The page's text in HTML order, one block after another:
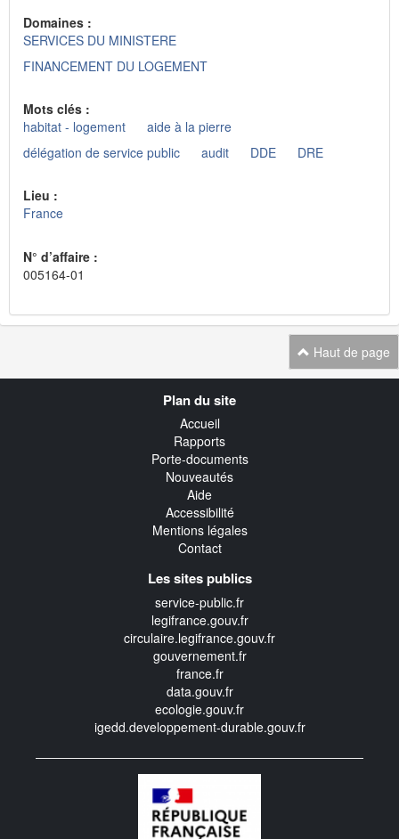
Domaines :
SERVICES DU MINISTERE
FINANCEMENT DU LOGEMENT
Mots clés :
habitat - logement
aide à la pierre
délégation de service public
audit DDE DRE
Lieu :
France
N° d’affaire :
005164-01
Haut de page
Plan du site
Accueil
Rapports
Porte-documents
Nouveautés
Aide
Accessibilité
Mentions légales
Contact
Les sites publics
service-public.fr
legifrance.gouv.fr
circulaire.legifrance.gouv.fr
gouvernement.fr
france.fr
data.gouv.fr
ecologie.gouv.fr
igedd.developpement-durable.gouv.fr